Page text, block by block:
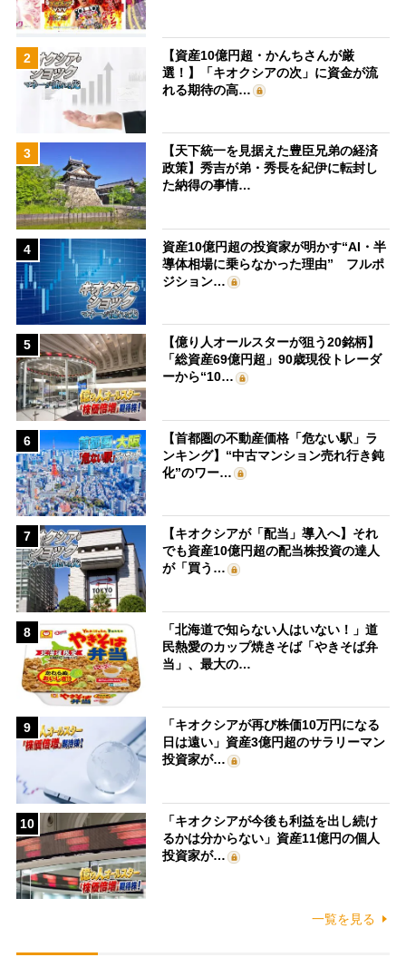
2
【資産10億円超・かんちさんが厳
選！】「キオクシアの次」に資金が流
れる期待の高…
3
【天下統一を見据えた豊臣兄弟の経済
政策】秀吉が弟・秀長を紀伊に転封し
た納得の事情…
4
資産10億円超の投資家が明かす“AI・半
導体相場に乗らなかった理由” フルポ
ジション…
5
【億り人オールスターが狙う20銘柄】
「総資産69億円超」90歳現役トレーダ
ーから“10…
6
【首都圏の不動産価格「危ない駅」ラ
ンキング】“中古マンション売れ行き鈍
化”のワー…
7
【キオクシアが「配当」導入へ】それ
でも資産10億円超の配当株投資の達人
が「買う…
8
「北海道で知らない人はいない！」道
民熱愛のカップ焼きそば「やきそば弁
当」、最大の…
9
「キオクシアが再び株価10万円になる
日は遠い」資産3億円超のサラリーマン
投資家が…
10
「キオクシアが今後も利益を出し続け
るかは分からない」資産11億円の個人
投資家が…
一覧を見る